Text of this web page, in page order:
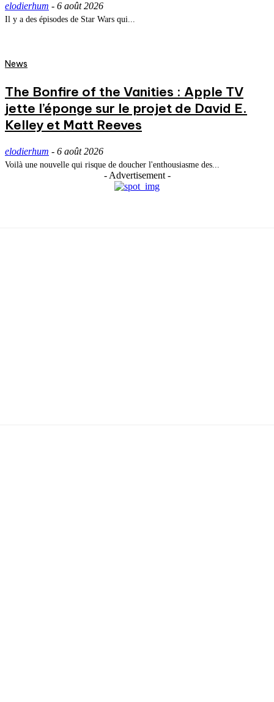
elodierhum - 6 août 2026
Il y a des épisodes de Star Wars qui...
News
The Bonfire of the Vanities : Apple TV
jette l’éponge sur le projet de David E.
Kelley et Matt Reeves
elodierhum - 6 août 2026
Voilà une nouvelle qui risque de doucher l'enthousiasme des...
- Advertisement -